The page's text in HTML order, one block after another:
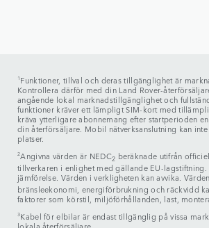
1 Funktioner, tillval och deras tillgänglighet är
Kontrollera därför med din Land Rover-
angående lokal marknadstillgänglighet och
funktioner kräver ett lämpligt SIM-kort med
kräva ytterligare abonnemang efter startperioden
din återförsäljare. Mobil nätverksanslutning kan
platser.
2Angivna värden är NEDC2 beräknade utifrån
tillverkaren i enlighet med gällande EU-lagstiftning.
jämförelse. Värden i verkligheten kan avvika.
bränsleekonomi, energiförbrukning och räckvidd
faktorer som körstil, miljöförhållanden, last,
3Kabel för elbilar är endast tillgänglig på vissa